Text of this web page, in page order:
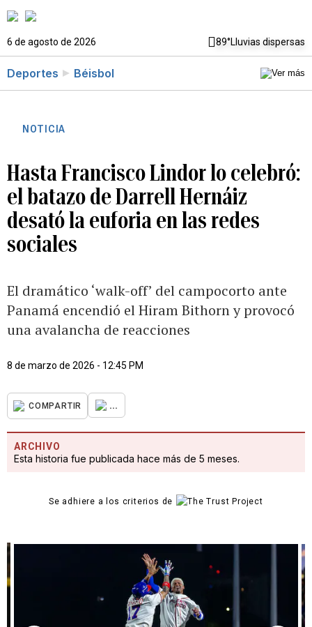
6 de agosto de 2026 89°Lluvias dispersas
Deportes Béisbol
NOTICIA
Hasta Francisco Lindor lo celebró:
el batazo de Darrell Hernáiz
desató la euforia en las redes
sociales
El dramático ‘walk-off’ del campocorto ante
Panamá encendió el Hiram Bithorn y provocó
una avalancha de reacciones
8 de marzo de 2026 - 12:45 PM
COMPARTIR ...
ARCHIVO
Esta historia fue publicada hace más de 5 meses.
Se adhiere a los criterios de